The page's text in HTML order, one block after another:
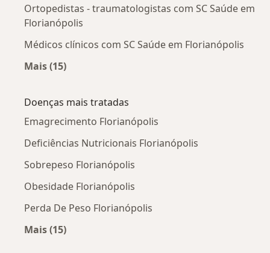
Ortopedistas - traumatologistas com SC Saúde em
Florianópolis
Médicos clínicos com SC Saúde em Florianópolis
Mais (15)
Doenças mais tratadas
Emagrecimento Florianópolis
Deficiências Nutricionais Florianópolis
Sobrepeso Florianópolis
Obesidade Florianópolis
Perda De Peso Florianópolis
Mais (15)